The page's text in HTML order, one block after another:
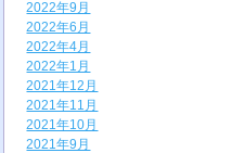
2022年9月
2022年6月
2022年4月
2022年1月
2021年12月
2021年11月
2021年10月
2021年9月